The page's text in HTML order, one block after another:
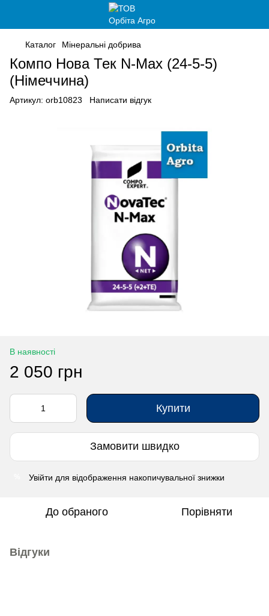
Каталог Мінеральні добрива
Компо Нова Тек N-Max (24-5-5)
(Німеччина)
Артикул: orb10823 Написати відгук
В наявності
2 050 грн
Купити
Замовити швидко
Увійти для відображення накопичувальної знижки
До обраного Порівняти
Відгуки